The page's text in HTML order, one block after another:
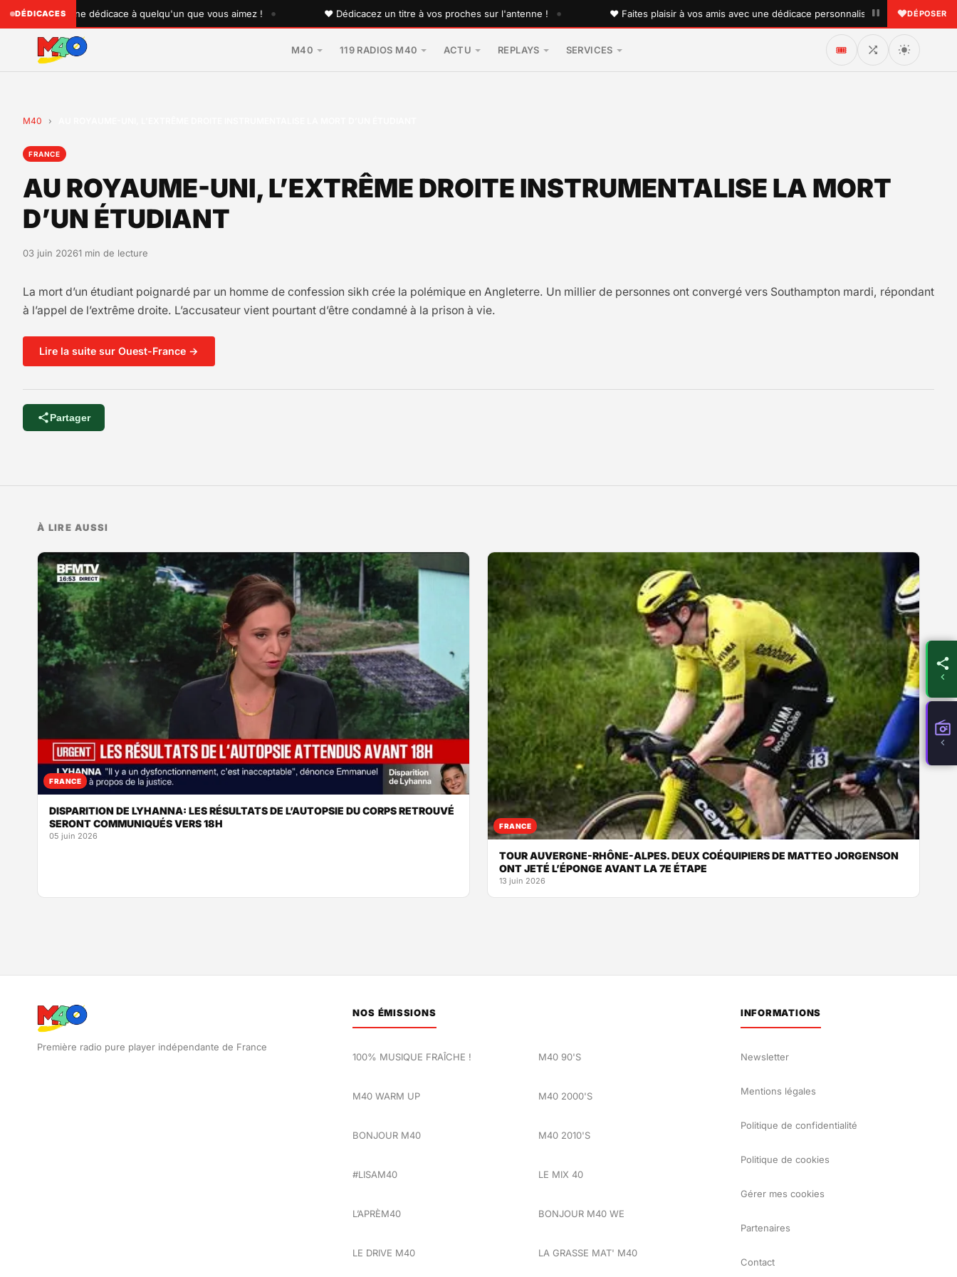
DÉDICACES
une dédicace à quelqu'un que vous aimez ! • ♥ Dédicacez un titre à vos proches sur l'antenne ! • ♥ Faites plaisir à vos amis avec une dédicace personnalisée ! • ♥
DÉPOSER
M40 119 RADIOS M40 ACTU REPLAYS SERVICES 🎟️
M40 ›
FRANCE
AU ROYAUME-UNI, L’EXTRÊME DROITE INSTRUMENTALISE LA MORT
D’UN ÉTUDIANT
03 juin 20261 min de lecture
La mort d’un étudiant poignardé par un homme de confession sikh crée la polémique en Angleterre. Un millier de personnes ont convergé vers Southampton mardi, répondant
à l’appel de l’extrême droite. L’accusateur vient pourtant d’être condamné à la prison à vie.
Lire la suite sur Ouest-France →
Partager
À LIRE AUSSI
FRANCE
DISPARITION DE LYHANNA: LES RÉSULTATS DE L’AUTOPSIE DU CORPS RETROUVÉ
SERONT COMMUNIQUÉS VERS 18H
05 juin 2026
FRANCE
TOUR AUVERGNE-RHÔNE-ALPES. DEUX COÉQUIPIERS DE MATTEO JORGENSON
ONT JETÉ L’ÉPONGE AVANT LA 7E ÉTAPE
13 juin 2026
Première radio pure player indépendante de France
NOS ÉMISSIONS
100% MUSIQUE FRAÎCHE !
M40 WARM UP
BONJOUR M40
#LISAM40
L’APRÈM40
LE DRIVE M40
M40 90'S
M40 2000'S
M40 2010'S
LE MIX 40
BONJOUR M40 WE
LA GRASSE MAT' M40
INFORMATIONS
Newsletter
Mentions légales
Politique de confidentialité
Politique de cookies
Gérer mes cookies
Partenaires
Contact